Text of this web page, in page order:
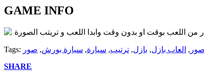
GAME INFO
من اللعب بوقت او بدون وقت وابدا اللعب و تريتب الصورة
Tags: , العاب بازل, بازل, ترتيب, سيارة, سيارة بورش, صور
SHARE